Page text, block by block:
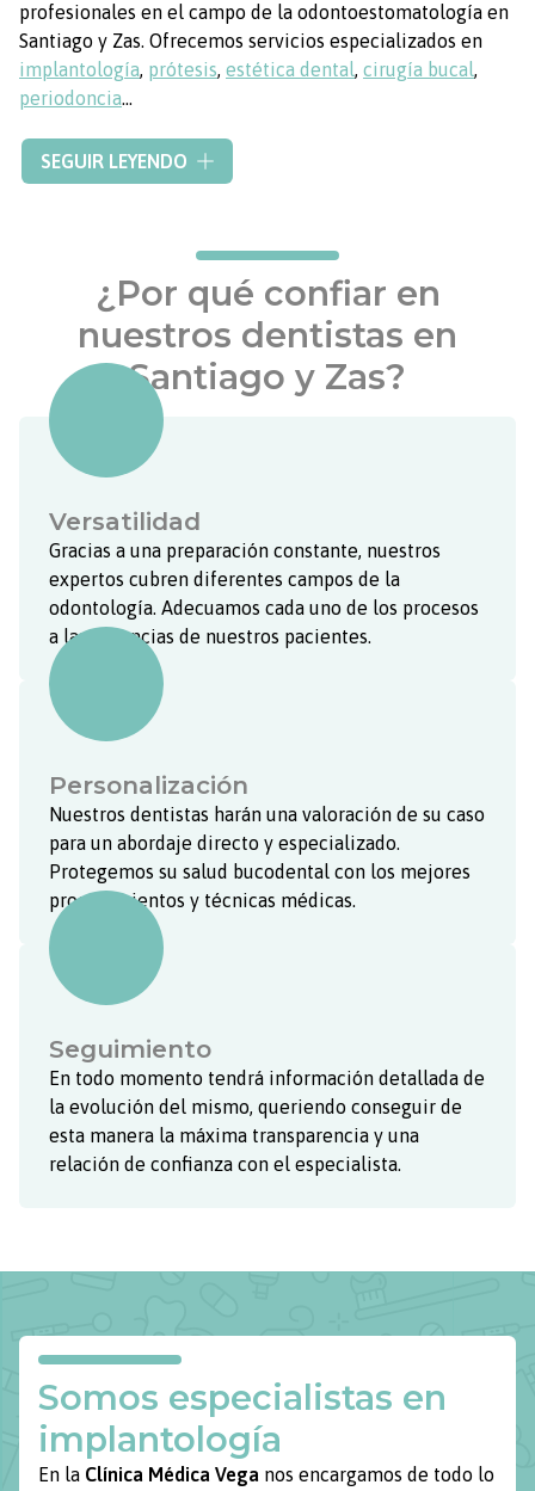
profesionales en el campo de la odontoestomatología en
Santiago y Zas. Ofrecemos servicios especializados en
implantología, prótesis, estética dental, cirugía bucal,
periodoncia…
Nuestro equipo le ofrecerá la máxima profesionalidad y
experiencia, pues estamos en constante evolución desde
acordes a sus necesidades.Solicítenos cita previa
asesoraremos de manera personalizada para solucionar
sus problemas bucomaxilares. En
Clínica Médica Vega
más importante es su satisfacción y la salud de su sonrisa.
SEGUIR LEYENDO
¿Por qué confiar en
nuestros dentistas en
Santiago y Zas?
Versatilidad
Gracias a una preparación constante, nuestros
expertos cubren diferentes campos de la
odontología. Adecuamos cada uno de los procesos
a las dolencias de nuestros pacientes.
Personalización
Nuestros dentistas harán una valoración de su caso
para un abordaje directo y especializado.
Protegemos su salud bucodental con los mejores
procedimientos y técnicas médicas.
Seguimiento
En todo momento tendrá información detallada de
la evolución del mismo, queriendo conseguir de
esta manera la máxima transparencia y una
relación de confianza con el especialista.
Somos especialistas en
implantología
En la Clínica Médica Vega nos encargamos de todo lo